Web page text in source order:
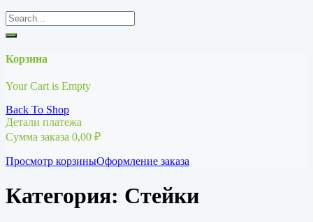
Корзина
Your Cart is Empty
Back To Shop
Детали платежа
Сумма заказа 0,00 ₽
Просмотр корзиныОформление заказа
Категория: Стейки